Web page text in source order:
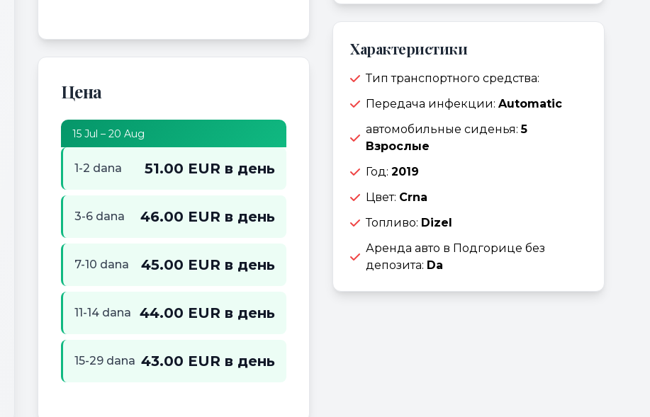
Цена
15 Jul – 20 Aug
1-2 dana 51.00 EUR в день
3-6 dana 46.00 EUR в день
7-10 dana 45.00 EUR в день
11-14 dana 44.00 EUR в день
15-29 dana 43.00 EUR в день
Характеристики
Тип транспортного средства:
Передача инфекции: Automatic
автомобильные сиденья:5
Взрослые
Год: 2019
Цвет: Crna
Топливо: Dizel
Аренда авто в Подгорице без
депозита: Da